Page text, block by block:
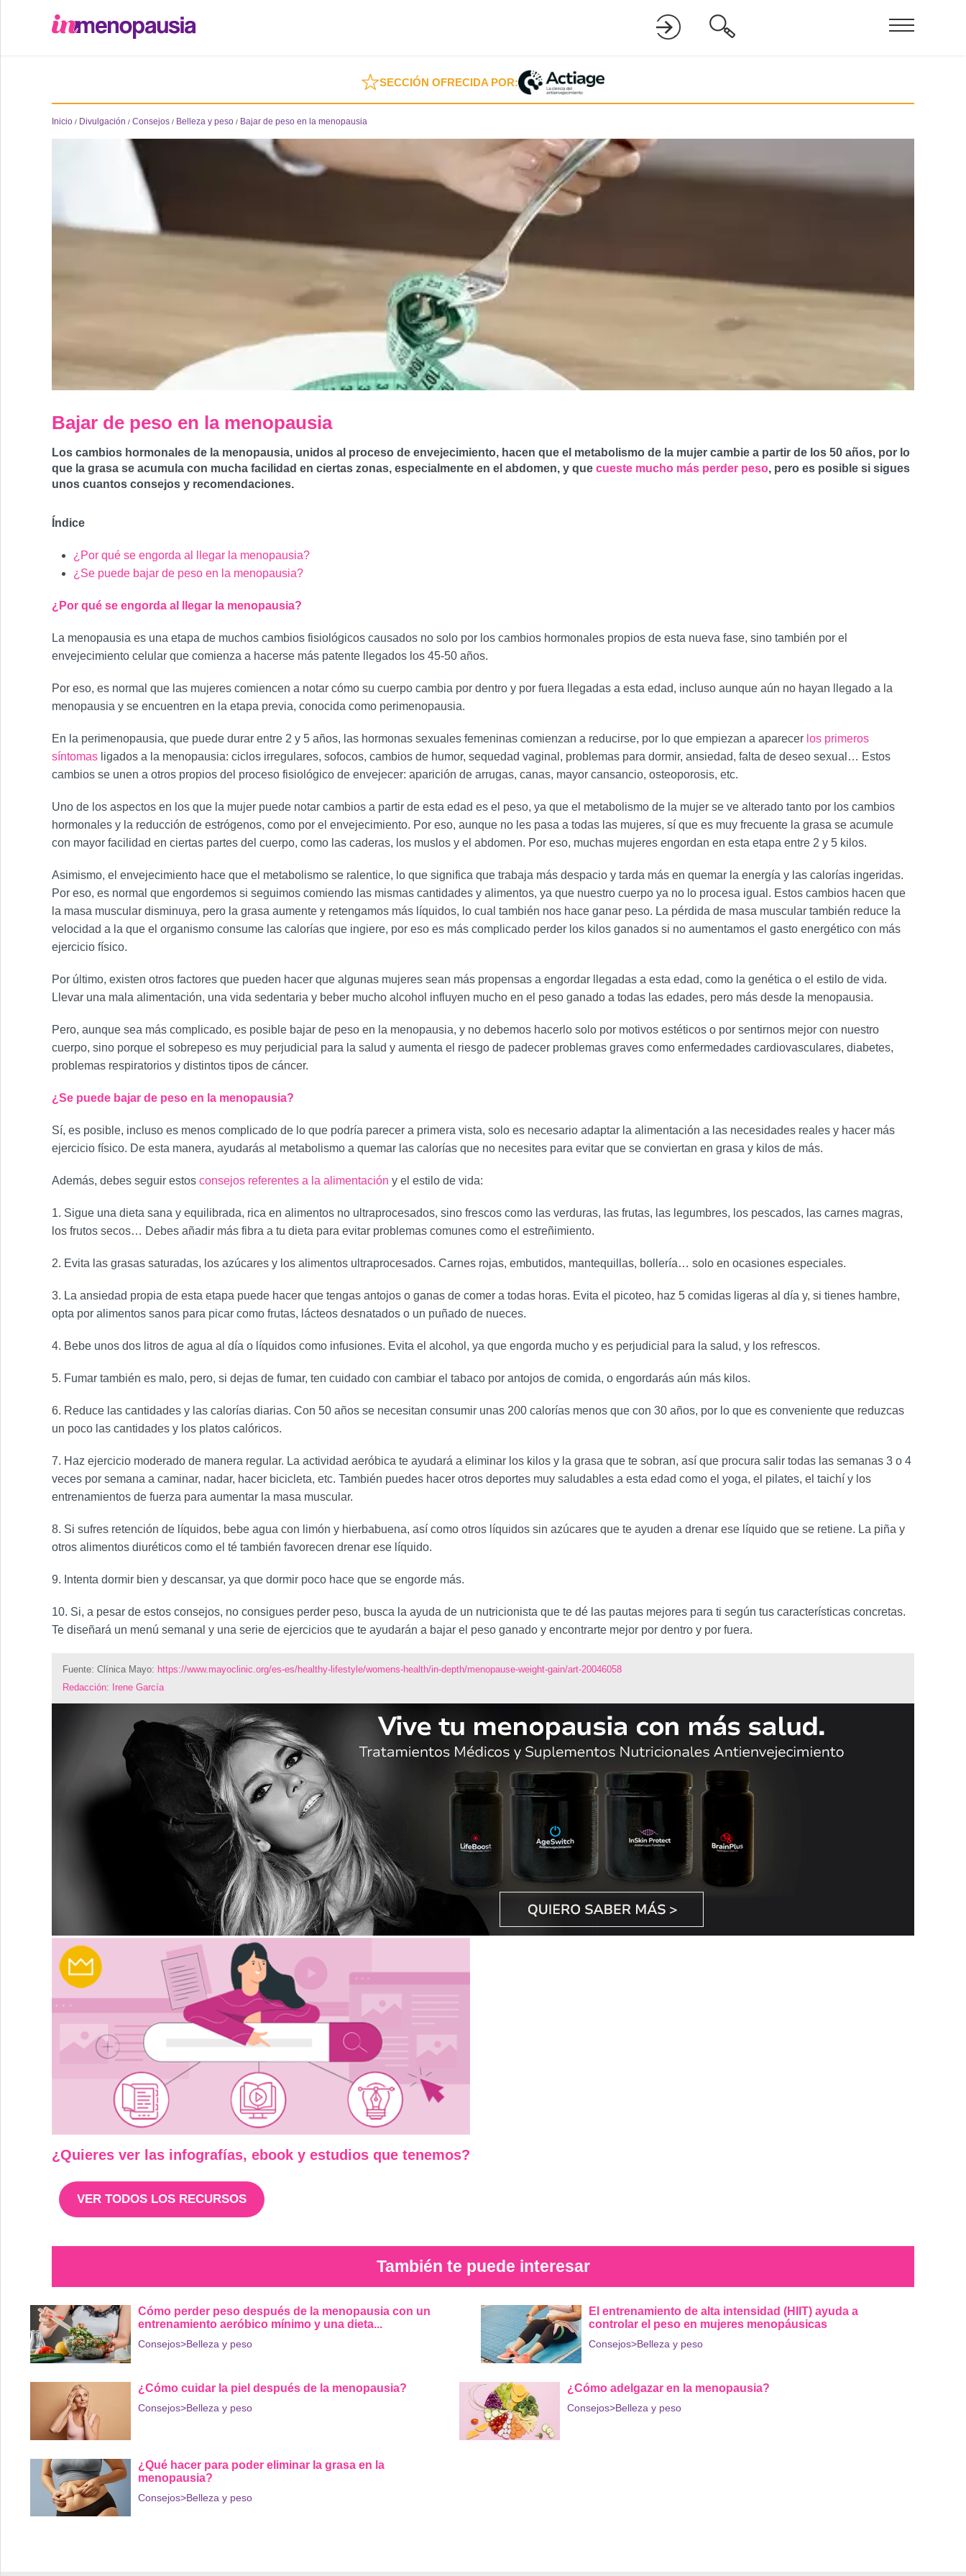
SECCIÓN OFRECIDA POR:
Inicio / Divulgación / Consejos / Belleza y peso / Bajar de peso en la menopausia
Bajar de peso en la menopausia
Los cambios hormonales de la menopausia, unidos al proceso de envejecimiento, hacen que el metabolismo de la mujer cambie a partir de los 50 años, por lo
que la grasa se acumula con mucha facilidad en ciertas zonas, especialmente en el abdomen, y que cueste mucho más perder peso, pero es posible si sigues
unos cuantos consejos y recomendaciones.
Índice
¿Por qué se engorda al llegar la menopausia?
¿Se puede bajar de peso en la menopausia?
¿Por qué se engorda al llegar la menopausia?
La menopausia es una etapa de muchos cambios fisiológicos causados no solo por los cambios hormonales propios de esta nueva fase, sino también por el
envejecimiento celular que comienza a hacerse más patente llegados los 45-50 años.
Por eso, es normal que las mujeres comiencen a notar cómo su cuerpo cambia por dentro y por fuera llegadas a esta edad, incluso aunque aún no hayan llegado a la
menopausia y se encuentren en la etapa previa, conocida como perimenopausia.
En la perimenopausia, que puede durar entre 2 y 5 años, las hormonas sexuales femeninas comienzan a reducirse, por lo que empiezan a aparecer los primeros
síntomas ligados a la menopausia: ciclos irregulares, sofocos, cambios de humor, sequedad vaginal, problemas para dormir, ansiedad, falta de deseo sexual… Estos
cambios se unen a otros propios del proceso fisiológico de envejecer: aparición de arrugas, canas, mayor cansancio, osteoporosis, etc.
Uno de los aspectos en los que la mujer puede notar cambios a partir de esta edad es el peso, ya que el metabolismo de la mujer se ve alterado tanto por los cambios
hormonales y la reducción de estrógenos, como por el envejecimiento. Por eso, aunque no les pasa a todas las mujeres, sí que es muy frecuente la grasa se acumule
con mayor facilidad en ciertas partes del cuerpo, como las caderas, los muslos y el abdomen. Por eso, muchas mujeres engordan en esta etapa entre 2 y 5 kilos.
Asimismo, el envejecimiento hace que el metabolismo se ralentice, lo que significa que trabaja más despacio y tarda más en quemar la energía y las calorías ingeridas.
Por eso, es normal que engordemos si seguimos comiendo las mismas cantidades y alimentos, ya que nuestro cuerpo ya no lo procesa igual. Estos cambios hacen que
la masa muscular disminuya, pero la grasa aumente y retengamos más líquidos, lo cual también nos hace ganar peso. La pérdida de masa muscular también reduce la
velocidad a la que el organismo consume las calorías que ingiere, por eso es más complicado perder los kilos ganados si no aumentamos el gasto energético con más
ejercicio físico.
Por último, existen otros factores que pueden hacer que algunas mujeres sean más propensas a engordar llegadas a esta edad, como la genética o el estilo de vida.
Llevar una mala alimentación, una vida sedentaria y beber mucho alcohol influyen mucho en el peso ganado a todas las edades, pero más desde la menopausia.
Pero, aunque sea más complicado, es posible bajar de peso en la menopausia, y no debemos hacerlo solo por motivos estéticos o por sentirnos mejor con nuestro
cuerpo, sino porque el sobrepeso es muy perjudicial para la salud y aumenta el riesgo de padecer problemas graves como enfermedades cardiovasculares, diabetes,
problemas respiratorios y distintos tipos de cáncer.
¿Se puede bajar de peso en la menopausia?
Sí, es posible, incluso es menos complicado de lo que podría parecer a primera vista, solo es necesario adaptar la alimentación a las necesidades reales y hacer más
ejercicio físico. De esta manera, ayudarás al metabolismo a quemar las calorías que no necesites para evitar que se conviertan en grasa y kilos de más.
Además, debes seguir estos consejos referentes a la alimentación y el estilo de vida:
1. Sigue una dieta sana y equilibrada, rica en alimentos no ultraprocesados, sino frescos como las verduras, las frutas, las legumbres, los pescados, las carnes magras,
los frutos secos… Debes añadir más fibra a tu dieta para evitar problemas comunes como el estreñimiento.
2. Evita las grasas saturadas, los azúcares y los alimentos ultraprocesados. Carnes rojas, embutidos, mantequillas, bollería… solo en ocasiones especiales.
3. La ansiedad propia de esta etapa puede hacer que tengas antojos o ganas de comer a todas horas. Evita el picoteo, haz 5 comidas ligeras al día y, si tienes hambre,
opta por alimentos sanos para picar como frutas, lácteos desnatados o un puñado de nueces.
4. Bebe unos dos litros de agua al día o líquidos como infusiones. Evita el alcohol, ya que engorda mucho y es perjudicial para la salud, y los refrescos.
5. Fumar también es malo, pero, si dejas de fumar, ten cuidado con cambiar el tabaco por antojos de comida, o engordarás aún más kilos.
6. Reduce las cantidades y las calorías diarias. Con 50 años se necesitan consumir unas 200 calorías menos que con 30 años, por lo que es conveniente que reduzcas
un poco las cantidades y los platos calóricos.
7. Haz ejercicio moderado de manera regular. La actividad aeróbica te ayudará a eliminar los kilos y la grasa que te sobran, así que procura salir todas las semanas 3 o 4
veces por semana a caminar, nadar, hacer bicicleta, etc. También puedes hacer otros deportes muy saludables a esta edad como el yoga, el pilates, el taichí y los
entrenamientos de fuerza para aumentar la masa muscular.
8. Si sufres retención de líquidos, bebe agua con limón y hierbabuena, así como otros líquidos sin azúcares que te ayuden a drenar ese líquido que se retiene. La piña y
otros alimentos diuréticos como el té también favorecen drenar ese líquido.
9. Intenta dormir bien y descansar, ya que dormir poco hace que se engorde más.
10. Si, a pesar de estos consejos, no consigues perder peso, busca la ayuda de un nutricionista que te dé las pautas mejores para ti según tus características concretas.
Te diseñará un menú semanal y una serie de ejercicios que te ayudarán a bajar el peso ganado y encontrarte mejor por dentro y por fuera.
Fuente: Clínica Mayo: https://www.mayoclinic.org/es-es/healthy-lifestyle/womens-health/in-depth/menopause-weight-gain/art-20046058
Redacción: Irene García
¿Quieres ver las infografías, ebook y estudios que tenemos?
VER TODOS LOS RECURSOS
También te puede interesar
Cómo perder peso después de la menopausia con un
entrenamiento aeróbico mínimo y una dieta...
Consejos>Belleza y peso
El entrenamiento de alta intensidad (HIIT) ayuda a
controlar el peso en mujeres menopáusicas
Consejos>Belleza y peso
¿Cómo cuidar la piel después de la menopausia?
Consejos>Belleza y peso
¿Cómo adelgazar en la menopausia?
Consejos>Belleza y peso
¿Qué hacer para poder eliminar la grasa en la
menopausia?
Consejos>Belleza y peso